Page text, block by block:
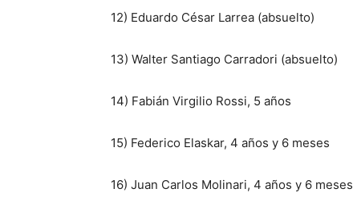
12) Eduardo César Larrea (absuelto)
13) Walter Santiago Carradori (absuelto)
14) Fabián Virgilio Rossi, 5 años
15) Federico Elaskar, 4 años y 6 meses
16) Juan Carlos Molinari, 4 años y 6 meses